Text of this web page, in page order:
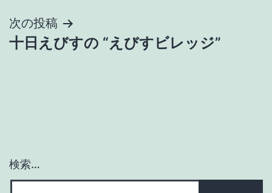
ナ
ビ
ョ
次の投稿
十日えびすの “えびすビレッジ”
検索…